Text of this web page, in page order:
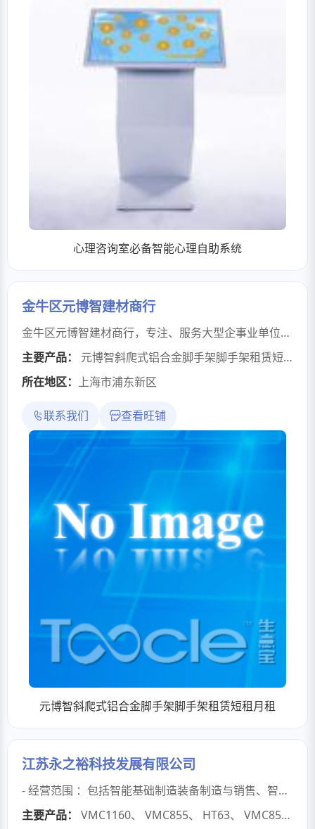
心理咨询室必备智能心理自助系统
金牛区元博智建材商行
金牛区元博智建材商行，专注、服务大型企事业单位、外资企业、大型工程项目物资配送、一站式采购，配送速度块、价格优势明显，为单位用户采购提供降本增效、供应链方案规划、设计、优化、管理以及配套资金支持。
主要产品：
元博智斜爬式铝合金脚手架脚手架租赁短租月租
所在地区： 上海市浦东新区
联系我们 查看旺铺
元博智斜爬式铝合金脚手架脚手架租赁短租月租
江苏永之裕科技发展有限公司
- 经营范围 ：包括智能基础制造装备制造与销售、智能机器人研发与销售、数控机床制造与销售、智能控制系统集成等，还涉及金属加工机械制造、机械零件加工、阀门和旋塞制造等多个领域。 - 企业实力：拥有标准化厂房15000平方，二期、三期智能产业园区在建设中。通过了ISO9001质量管理体系认证，拥有完善的先进检测设备，产品组装后会进行48小时以上不间断实际运行检查。技术力量雄厚，在职员工200余人，中高技术管理人员80余人。拥有17项专利、4项软件著作权 。 - 主营产品：有GMC3018龙门加工中心、VMC855立式加工中心、卧式加工中心、VHMC系列立/卧式加工中心等，产品进入汽车制造、国防军工、航空航天等重点行业核心制造领域，销往全国多个省市及欧、美、亚等多个国家和地区。 - 企业宗旨：秉承“以人为本、求实创新、诚信协作、共同发展”的宗旨，坚持以市场为导向，产品创新为手段，超越顾客需求为目标。
主要产品：
VMC1160、 VMC855、 HT63、 VMC850 、